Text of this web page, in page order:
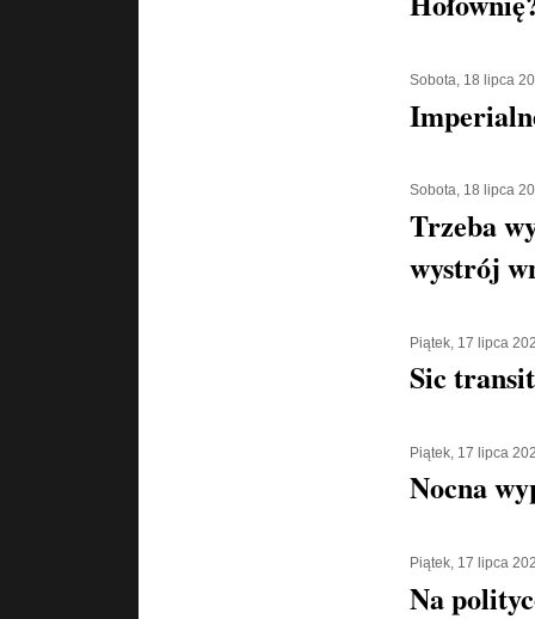
Sobota, 18 lipca
Sobota, 18 lipca
Trzeba
wystrój
Piątek, 17 lipca
Sic
Piątek, 17 lipca
Nocna
Piątek, 17 lipca
Na